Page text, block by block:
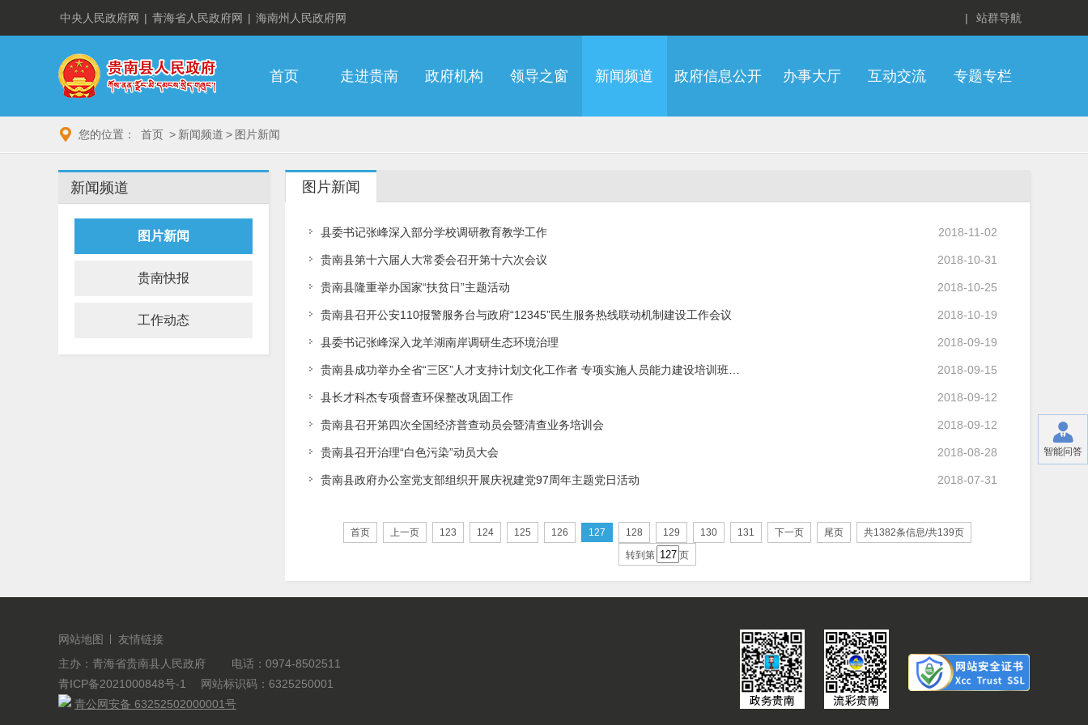
中央人民政府网 | 青海省人民政府网 | 海南州人民政府网 | 站群导航
首页 走进贵南 政府机构 领导之窗 新闻频道 政府信息公开 办事大厅 互动交流 专题专栏
您的位置： 首页 > 新闻频道 > 图片新闻
新闻频道
图片新闻
贵南快报
工作动态
图片新闻
2018-11-02
县委书记张峰深入部分学校调研教育教学工作
2018-10-31
贵南县第十六届人大常委会召开第十六次会议
2018-10-25
贵南县隆重举办国家“扶贫日”主题活动
2018-10-19
贵南县召开公安110报警服务台与政府“12345”民生服务热线联动机制建设工作会议
2018-09-19
县委书记张峰深入龙羊湖南岸调研生态环境治理
2018-09-15
贵南县成功举办全省“三区”人才支持计划文化工作者 专项实施人员能力建设培训班…
2018-09-12
县长才科杰专项督查环保整改巩固工作
2018-09-12
贵南县召开第四次全国经济普查动员会暨清查业务培训会
2018-08-28
贵南县召开治理“白色污染”动员大会
2018-07-31
贵南县政府办公室党支部组织开展庆祝建党97周年主题党日活动
首页 上一页 123 124 125 126 127 128 129 130 131 下一页 尾页
共1382条信息/共139页
转到第
页
网站地图
友情链接
主办：青海省贵南县人民政府 电话：0974-8502511
青ICP备2021000848号-1
网站标识码：6325250001
青公网安备 63252502000001号
智能问答